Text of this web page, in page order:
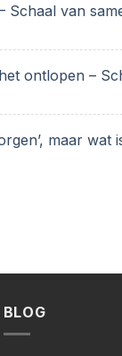
Schaal van
ontlopen –
maar
BLOG